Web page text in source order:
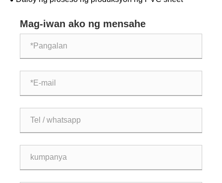
Mag-iwan ako ng mensahe